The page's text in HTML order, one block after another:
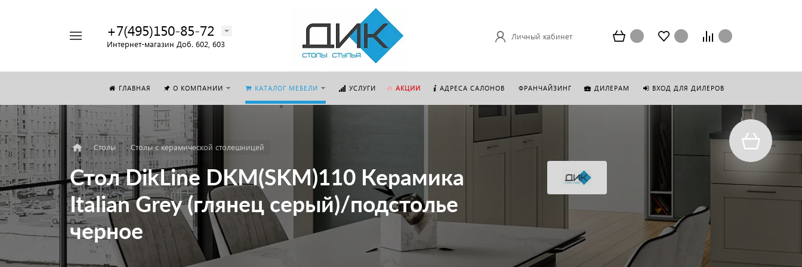
+7(495)150-85-72
Интернет-магазин Доб. 602, 603
Личный кабинет
ГЛАВНАЯ О КОМПАНИИ КАТАЛОГ МЕБЕЛИ УСЛУГИ АКЦИИ АДРЕСА САЛОНОВ ФРАНЧАЙЗИНГ ДИЛЕРАМ ВХОД ДЛЯ ДИЛЕРОВ
Столы Столы с керамической столешницей
Стол DikLine DKM(SKM)110 Керамика
Italian Grey (глянец серый)/подстолье
черное